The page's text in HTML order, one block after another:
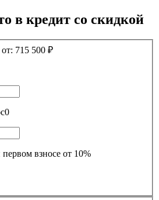
в кредит со скидкой
715 500 ₽
0
взносе от 10%